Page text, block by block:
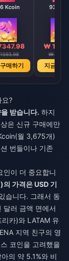
Kcoin
매하기
933
₩
₩
지금 구
요?
받습니다. 하지
은 신규 구매에만
월 3,675개)
번들이나 기존
인이 더 중요합니
가격은 USD 기
습니다. 그래서 동
달러 금액 면에서
카)와 LATAM 유
지역 친구의 영
코인을 고려했을
의 약 5.1%와 비